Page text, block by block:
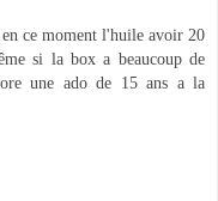
ce moment l'huile avoir 20
si la box a beaucoup de
une ado de 15 ans a la